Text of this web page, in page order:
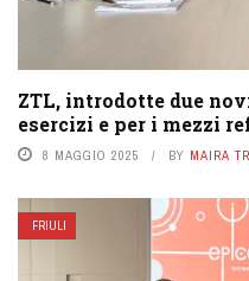
ZTL, introdotte due
esercizi e per i mezzi
8 MAGGIO 2025 BY MAIRA
FRIULI